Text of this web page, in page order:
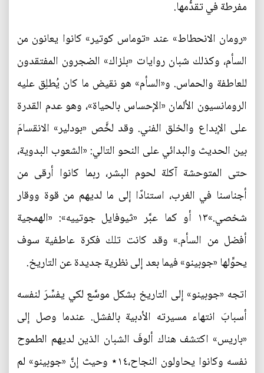
مفرطة في تقدُّمها.
«رومان الانحطاط» عند «توماس كوتير» كانوا يعانون من
السأم، وكذلك شبان روايات «بلزاك» الضجرون المفتقدون
للعاطفة والحماس. و«السأم» هو نقيض ما كان يُطلِق عليه
الرومانسيون الألمان «الإحساس بالحياة»، وهو عدم القدرة
على الإبداع والخلق الفني. وقد لخَّص «بودلير» الانقسامَ
بين الحديث والبدائي على النحو التالي: «الشعوب البدوية،
حتى المتوحشة آكلة لحوم البشر، ربما كانوا أرقى من
أجناسنا في الغرب، استنادًا إلى ما لديهم من قوة ووقار
شخصي.»١٣ أو كما عبَّر «ثيوفايل جوتييه»: «الهمجية
أفضل من السأم.» وقد كانت تلك فكرة عاطفية سوف
يحوِّلها «جوبينو» فيما بعد إلى نظرية جديدة عن التاريخ.
اتجه «جوبينو» إلى التاريخ بشكل موسَّع لكي يفسِّرَ لنفسه
أسبابَ انتهاء مسيرته الأدبية بالفشل. عندما وصل إلى
«باريس» اكتشف هناك ألوفَ الشبان الذين لديهم الطموح
نفسه وكانوا يحاولون النجاح،١٤⋆ وحيث إنَّ «جوبينو» لم